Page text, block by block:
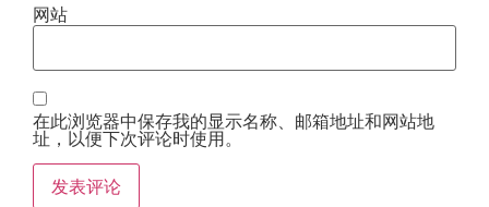
网站
在此浏览器中保存我的显示名称、邮箱地址和网站地
址，以便下次评论时使用。